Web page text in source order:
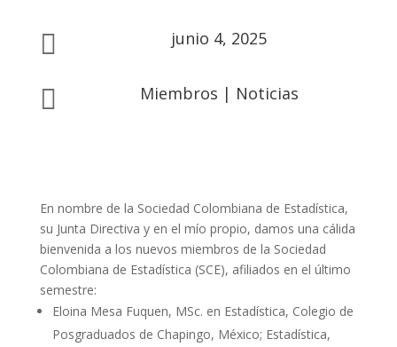

junio 4, 2025
 Miembros | Noticias
En nombre de la Sociedad Colombiana de Estadística,
su Junta Directiva y en el mío propio, damos una cálida
bienvenida a los nuevos miembros de la Sociedad
Colombiana de Estadística (SCE), afiliados en el último
semestre:
Eloina Mesa Fuquen, MSc. en Estadística, Colegio de
Posgraduados de Chapingo, México; Estadística,